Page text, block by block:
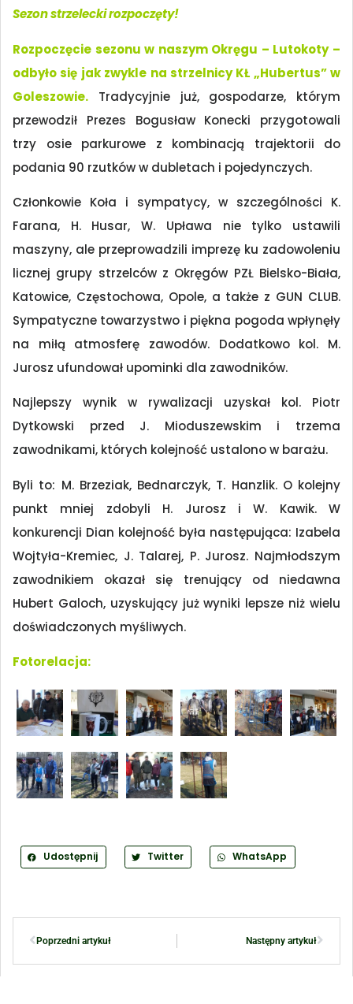
Sezon strzelecki rozpoczęty!
Rozpoczęcie sezonu w naszym Okręgu – Lutokoty –
odbyło się jak zwykle na strzelnicy KŁ „Hubertus” w
Goleszowie. Tradycyjnie już, gospodarze, którym
przewodził Prezes Bogusław Konecki przygotowali
trzy osie parkurowe z kombinacją trajektorii do
podania 90 rzutków w dubletach i pojedynczych.
Członkowie Koła i sympatycy, w szczególności K.
Farana, H. Husar, W. Upława nie tylko ustawili
maszyny, ale przeprowadzili imprezę ku zadowoleniu
licznej grupy strzelców z Okręgów PZŁ Bielsko-Biała,
Katowice, Częstochowa, Opole, a także z GUN CLUB.
Sympatyczne towarzystwo i piękna pogoda wpłynęły
na miłą atmosferę zawodów. Dodatkowo kol. M.
Jurosz ufundował upominki dla zawodników.
Najlepszy wynik w rywalizacji uzyskał kol. Piotr
Dytkowski przed J. Mioduszewskim i trzema
zawodnikami, których kolejność ustalono w barażu.
Byli to: M. Brzeziak, Bednarczyk, T. Hanzlik. O kolejny
punkt mniej zdobyli H. Jurosz i W. Kawik. W
konkurencji Dian kolejność była następująca: Izabela
Wojtyła-Kremiec, J. Talarej, P. Jurosz. Najmłodszym
zawodnikiem okazał się trenujący od niedawna
Hubert Galoch, uzyskujący już wyniki lepsze niż wielu
doświadczonych myśliwych.
Fotorelacja:
Udostępnij Twitter WhatsApp
Poprzedni artykuł Następny artykuł